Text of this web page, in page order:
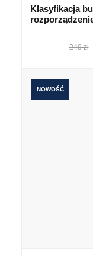
Klasyfikacja
249 zł
NOWOŚĆ